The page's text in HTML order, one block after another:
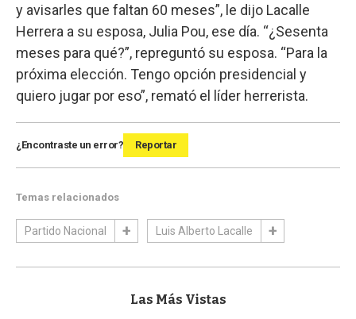
y avisarles que faltan 60 meses”, le dijo Lacalle
Herrera a su esposa, Julia Pou, ese día. “¿Sesenta
meses para qué?”, repreguntó su esposa. “Para la
próxima elección. Tengo opción presidencial y
quiero jugar por eso”, remató el líder herrerista.
¿Encontraste un error? Reportar
Temas relacionados
Partido Nacional Luis Alberto Lacalle
Las Más Vistas